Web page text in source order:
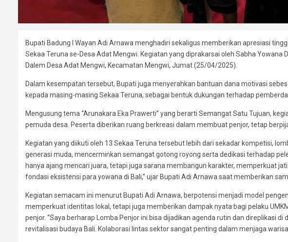
Bupati Badung I Wayan Adi Arnawa menghadiri sekaligus memberikan apresiasi
Sekaa Teruna se-Desa Adat Mengwi. Kegiatan yang diprakarsai oleh Sabha Yowana
Dalem Desa Adat Mengwi, Kecamatan Mengwi, Jumat (25/04/2025).
Dalam kesempatan tersebut, Bupati juga menyerahkan bantuan dana motivasi
kepada masing-masing Sekaa Teruna, sebagai bentuk dukungan terhadap
Mengusung tema “Arunakara Eka Prawerti” yang berarti Semangat Satu Tujuan,
pemuda desa. Peserta diberikan ruang berkreasi dalam membuat penjor, tetap
Kegiatan yang diikuti oleh 13 Sekaa Teruna tersebut lebih dari sekadar kompetisi,
generasi muda, mencerminkan semangat gotong royong serta dedikasi terhadap
hanya ajang mencari juara, tetapi juga sarana membangun karakter, memperkuat
fondasi eksistensi para yowana di Bali,” ujar Bupati Adi Arnawa saat memberikan
Kegiatan semacam ini menurut Bupati Adi Arnawa, berpotensi menjadi model
memperkuat identitas lokal, tetapi juga memberikan dampak nyata bagi pelaku
penjor. “Saya berharap Lomba Penjor ini bisa dijadikan agenda rutin dan direplikasi
revitalisasi budaya Bali. Kolaborasi lintas sektor sangat penting dalam menjaga